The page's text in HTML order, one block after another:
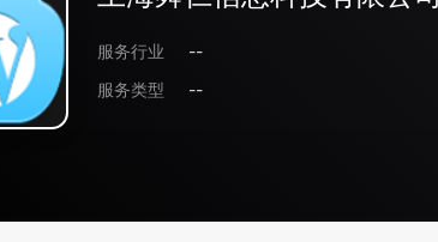
服务行业
--
服务类型
--